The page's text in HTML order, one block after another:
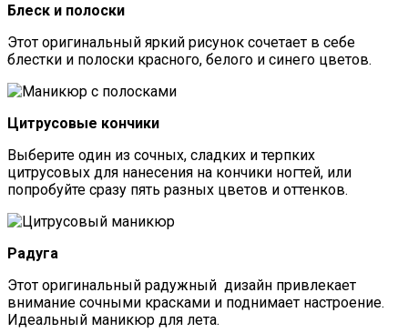
Блеск и полоски
Этот оригинальный яркий рисунок сочетает в себе
блестки и полоски красного, белого и синего цветов.
Цитрусовые кончики
Выберите один из сочных, сладких и терпких
цитрусовых для нанесения на кончики ногтей, или
попробуйте сразу пять разных цветов и оттенков.
Радуга
Этот оригинальный радужный дизайн привлекает
внимание сочными красками и поднимает настроение.
Идеальный маникюр для лета.